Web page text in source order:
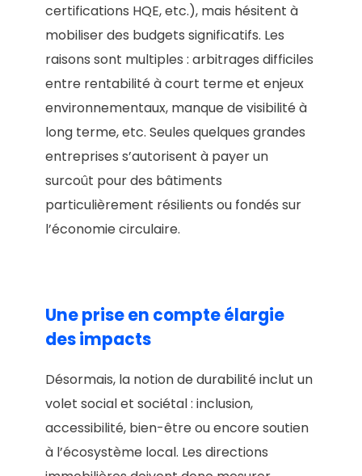
certifications HQE, etc.), mais hésitent à
mobiliser des budgets significatifs. Les
raisons sont multiples : arbitrages difficiles
entre rentabilité à court terme et enjeux
environnementaux, manque de visibilité à
long terme, etc. Seules quelques grandes
entreprises s’autorisent à payer un
surcoût pour des bâtiments
particulièrement résilients ou fondés sur
l’économie circulaire.
Une prise en compte élargie
des impacts
Désormais, la notion de durabilité inclut un
volet social et sociétal : inclusion,
accessibilité, bien-être ou encore soutien
à l’écosystème local. Les directions